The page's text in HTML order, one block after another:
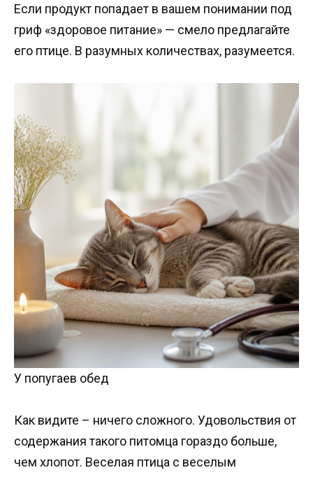
Если продукт попадает в вашем понимании под
гриф «здоровое питание» — смело предлагайте
его птице. В разумных количествах, разумеется.
У попугаев обед
Как видите – ничего сложного. Удовольствия от
содержания такого питомца гораздо больше,
чем хлопот. Веселая птица с веселым